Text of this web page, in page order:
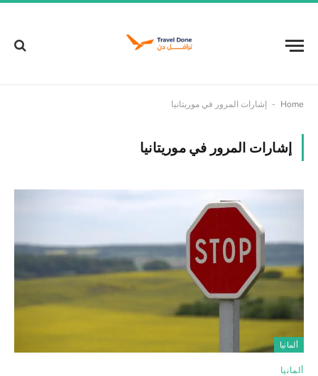
Home
- إشارات المرور في موريتانيا
إشارات المرور في موريتانيا
ألمانيا
ألمانيا